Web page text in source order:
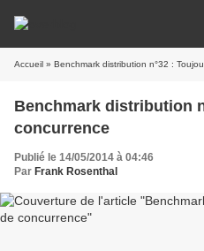
Accueil » Benchmark distribution n°32 :
Benchmark distribution
concurrence
Publié le 14/05/2014 à 04:46
Par Frank Rosenthal